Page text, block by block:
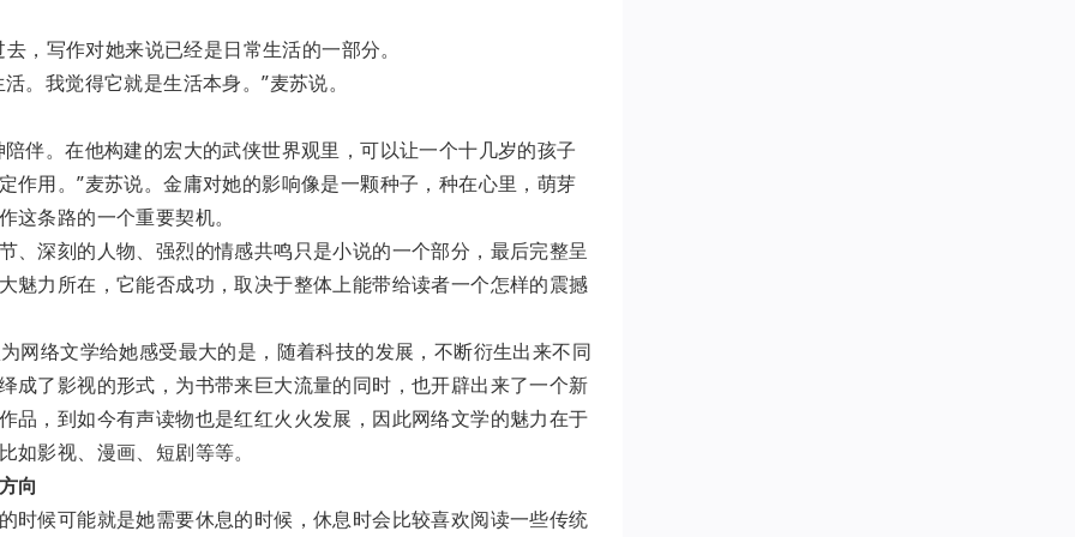
，写作对她来说已经是日常生活的一部分。
。我觉得它就是生活本身。”麦苏说。
伴。在他构建的宏大的武侠世界观里，可以让一个十几岁的孩子
用。”麦苏说。金庸对她的影响像是一颗种子，种在心里，萌芽
条路的一个重要契机。
、深刻的人物、强烈的情感共鸣只是小说的一个部分，最后完整呈
魅力所在，它能否成功，取决于整体上能带给读者一个怎样的震撼
网络文学给她感受最大的是，随着科技的发展，不断衍生出来不同
成了影视的形式，为书带来巨大流量的同时，也开辟出来了一个新
，到如今有声读物也是红红火火发展，因此网络文学的魅力在于
影视、漫画、短剧等等。
向
时候可能就是她需要休息的时候，休息时会比较喜欢阅读一些传统